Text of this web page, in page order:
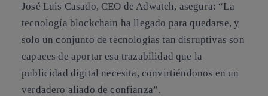
José Luis Casado, CEO de Adwatch, asegura: “La
tecnología blockchain ha llegado para quedarse, y
solo un conjunto de tecnologías tan disruptivas son
capaces de aportar esa trazabilidad que la
publicidad digital necesita, convirtiéndonos en un
verdadero aliado de confianza”.